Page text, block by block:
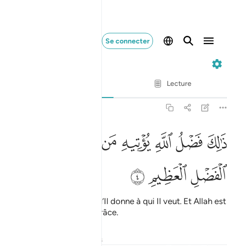
Se connecter
Lecture
: Muhammad Hamidullah
ذالك فضل الله يوتيه من يشاء والله ذو الفضل العظيم ٤
ذَٰلِكَ فَضْلُ ٱللَّهِ يُؤْتِيهِ مَن يَشَآءُ ۚ وَٱللَّهُ ذُو ٱلْفَضْلِ ٱلْعَظِيمِ ٤
ﱮﱯﱰﱱﱲ
ﱷﱸ ﱹ
Telle est la grâce d’Allah qu’Il donne à qui Il veut. Et Allah est
le Détenteur de l’énorme grâce.
Réflexions